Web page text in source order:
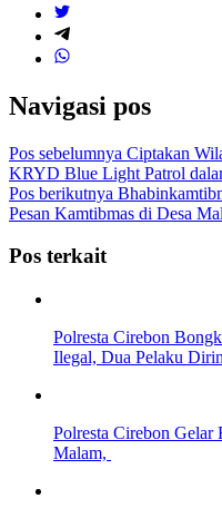
Navigasi pos
Pos sebelumnya Ciptakan
KRYD Blue Light Patrol
Pos berikutnya
Pesan Kamtibmas di Desa
Pos terkait
Polresta Cirebon
Ilegal, Dua Pelaku
Polresta Cirebon Gelar
Malam,